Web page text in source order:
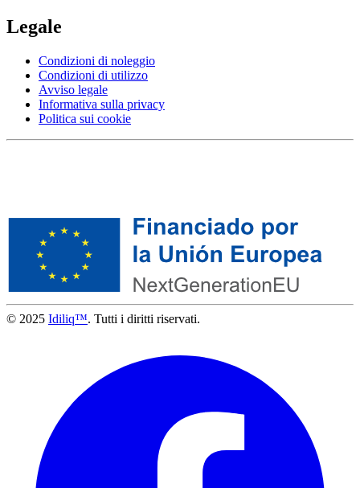
Legale
Condizioni di noleggio
Condizioni di utilizzo
Avviso legale
Informativa sulla privacy
Politica sui cookie
© 2025 Idiliq™. Tutti i diritti riservati.